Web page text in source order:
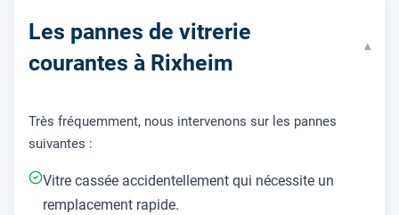
Les pannes de vitrerie
courantes à Rixheim
▾
Très fréquemment, nous intervenons sur les pannes
suivantes :
Vitre cassée accidentellement qui nécessite un
remplacement rapide.